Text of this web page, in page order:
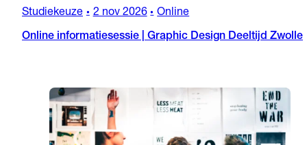
Studiekeuze • 2 nov 2026 • Online
Online informatiesessie | Graphic Design Deeltijd Zwolle